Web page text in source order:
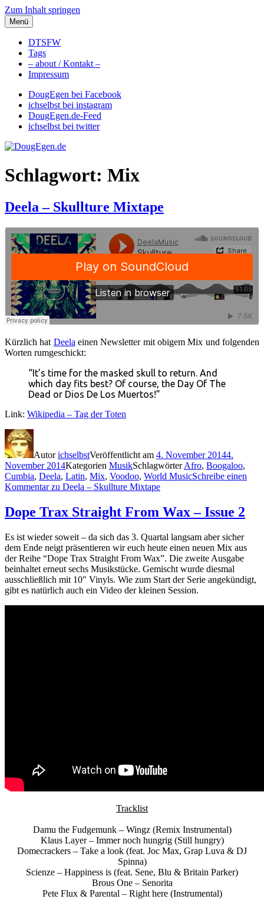
Zum Inhalt springen
DougEgen.de
Musik, Gedanken und Informationen / Ich bin Doug Egen!
Menü
DTSFW
Tags
– about / Kontakt –
Impressum
DougEgen bei Facebook
ichselbst bei instagram
DougEgen.de-Feed
ichselbst bei twitter
Schlagwort: Mix
Deela – Skullture Mixtape
Kürzlich hat Deela einen Newsletter mit obigem Mix und folgenden
Worten rumgeschickt:
“It’s time for the masked skull to return. And
which day fits best? Of course, the Day Of The
Dead or Dios De Los Muertos!”
Link: Wikipedia – Tag der Toten
AutorichselbstVeröffentlicht am 4. November 20144.
November 2014Kategorien MusikSchlagwörterAfro, Boogaloo,
Cumbia, Deela, Latin, Mix, Voodoo, World MusicSchreibe einen
Kommentarzu Deela – Skullture Mixtape
Dope Trax Straight From Wax – Issue 2
Es ist wieder soweit – da sich das 3. Quartal langsam aber sicher
dem Ende neigt präsentieren wir euch heute einen neuen Mix aus
der Reihe “Dope Trax Straight From Wax”. Die zweite Ausgabe
beinhaltet erneut sechs Musikstücke. Gemischt wurde diesmal
ausschließlich mit 10″ Vinyls. Wie zum Start der Serie angekündigt,
gibt es natürlich auch ein Video der kleinen Session.
Tracklist
Damu the Fudgemunk – Wingz (Remix Instrumental)
Klaus Layer – Immer noch hungrig (Still hungry)
Domecrackers – Take a look (feat. Joc Max, Grap Luva & DJ
Spinna)
Scienze – Happiness is (feat. Sene, Blu & Britain Parker)
Brous One – Senorita
Pete Flux & Parental – Right here (Instrumental)